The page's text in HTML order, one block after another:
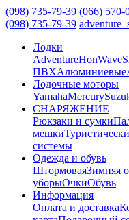
(098) 735-79-39 (066) 570-
(098) 735-79-39
Лодки
AdventureHonWave
ПВХАлюминиевые
Лодочные моторы
YamahaMercury
СНАРЯЖЕНИЕ
Рюкзаки и сумки
мешки
системы
Одежда и обувь
ШтормоваяЗимняя
уборыОчкиОбувь
Информация
Оплата и доставка